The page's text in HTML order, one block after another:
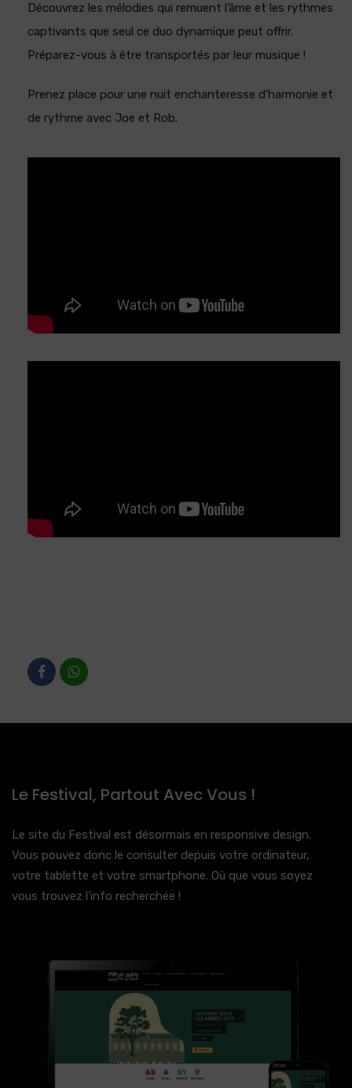
Découvrez les mélodies qui remuent l’âme et les rythmes
captivants que seul ce duo dynamique peut offrir.
Préparez-vous à être transportés par leur musique !
Prenez place pour une nuit enchanteresse d’harmonie et
de rythme avec Joe et Rob.
Le Festival, Partout Avec Vous !
Le site du Festival est désormais en responsive design.
Vous pouvez donc le consulter depuis votre ordinateur,
votre tablette et votre smartphone. Où que vous soyez
vous trouvez l’info recherchée !